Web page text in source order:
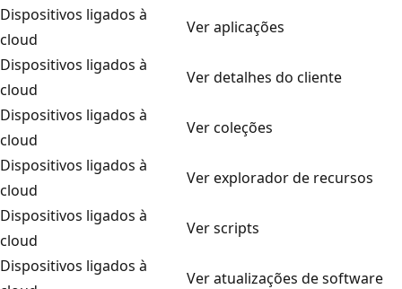
Dispositivos ligados à
cloud
Ver aplicações
Dispositivos ligados à
cloud
Ver detalhes do cliente
Dispositivos ligados à
cloud
Ver coleções
Dispositivos ligados à
cloud
Ver explorador de recursos
Dispositivos ligados à
cloud
Ver scripts
Dispositivos ligados à
Ver atualizações de software